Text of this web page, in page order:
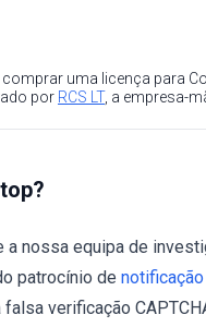
uma licença para
por RCS LT, a empresa-
nossa equipa de
patrocínio de
verificação